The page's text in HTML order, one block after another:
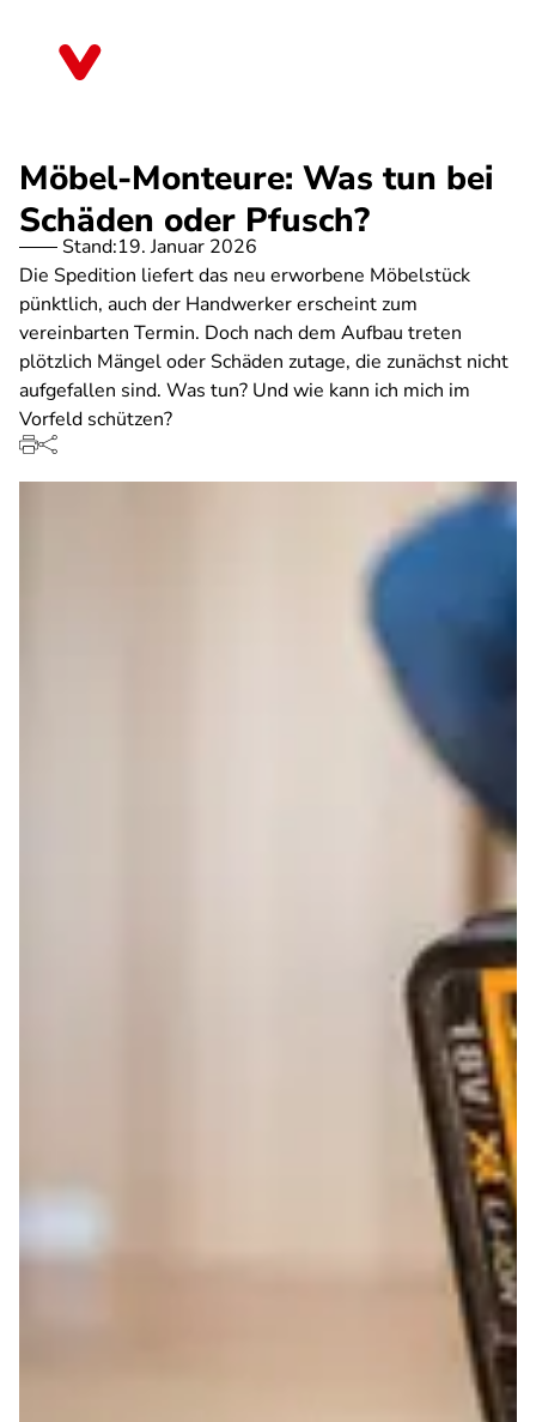
Möbel-Monteure: Was tun bei
Schäden oder Pfusch?
Stand:19. Januar 2026
Die Spedition liefert das neu erworbene Möbelstück
pünktlich, auch der Handwerker erscheint zum
vereinbarten Termin. Doch nach dem Aufbau treten
plötzlich Mängel oder Schäden zutage, die zunächst nicht
aufgefallen sind. Was tun? Und wie kann ich mich im
Vorfeld schützen?